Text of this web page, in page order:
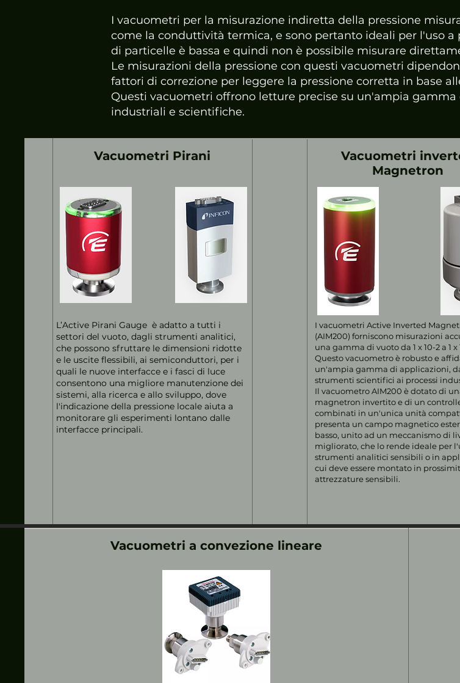
I vacuometri per la misurazione indiretta della pressione
come la conduttività termica, e sono pertanto ideali per l'uso
di particelle è bassa e quindi non è possibile misurare
Le misurazioni della pressione con questi vacuometri
fattori di correzione per leggere la pressione corretta in base
Questi vacuometri offrono letture precise su un'ampia
industriali e scientifiche.
Vacuometri Pirani
L’Active Pirani Gauge è adatto a tutti i
settori del vuoto, dagli strumenti analitici,
che possono sfruttare le dimensioni ridotte
e le uscite flessibili, ai semiconduttori, per i
quali le nuove interfacce e i fasci di luce
consentono una migliore manutenzione dei
sistemi, alla ricerca e allo sviluppo, dove
l'indicazione della pressione locale aiuta a
monitorare gli esperimenti lontano dalle
interfacce principali.
Vacuometri
Magnetron
I vacuometri Active Inverted
(AIM200) forniscono misurazioni
una gamma di vuoto da 1 x 10-2 a 1 x
Questo vacuometro è robusto e
un'ampia gamma di applicazioni,
strumenti scientifici ai processi
Il vacuometro AIM200 è dotato di
magnetron invertito e di un
combinati in un'unica unità
presenta un campo magnetico
basso, unito ad un meccanismo di
migliorato, che lo rende ideale per
strumenti analitici sensibili o in
cui deve essere montato in
attrezzature sensibili.
Vacuometri a convezione lineare